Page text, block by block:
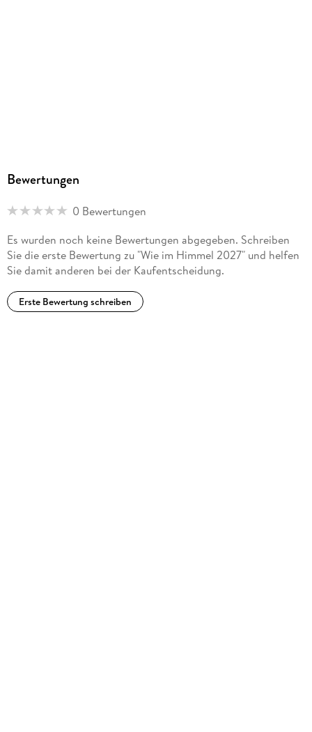
Bewertungen
0 Bewertungen
Es wurden noch keine Bewertungen abgegeben. Schreiben
Sie die erste Bewertung zu "Wie im Himmel 2027" und helfen
Sie damit anderen bei der Kaufentscheidung.
Erste Bewertung schreiben